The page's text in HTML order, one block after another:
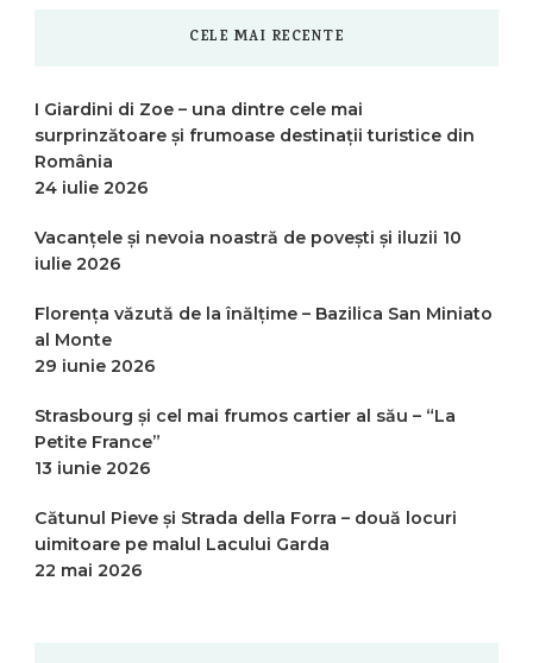
CELE MAI RECENTE
I Giardini di Zoe – una dintre cele mai
surprinzătoare și frumoase destinații turistice din
România
24 iulie 2026
Vacanțele și nevoia noastră de povești și iluzii 10
iulie 2026
Florența văzută de la înălțime – Bazilica San Miniato
al Monte
29 iunie 2026
Strasbourg și cel mai frumos cartier al său – “La
Petite France”
13 iunie 2026
Cătunul Pieve și Strada della Forra – două locuri
uimitoare pe malul Lacului Garda
22 mai 2026